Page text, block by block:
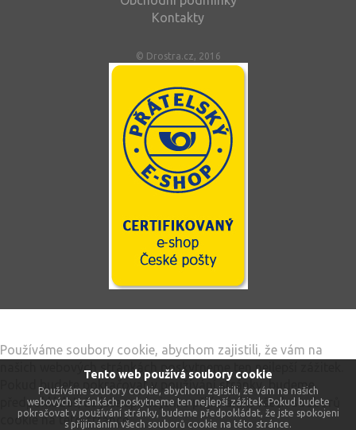
Tento web používá soubory cookie
Používáme soubory cookie, abychom zajistili, že vám na našich
webových stránkách poskytneme ten nejlepší zážitek. Pokud budete
pokračovat v používání stránky, budeme předpokládat, že jste spokojeni
s přijímáním všech souborů cookie na této stránce.
Kontakty
© Drostra.cz, 2016
Používáme soubory cookie, abychom zajistili, že vám na
našich webových stránkách poskytneme ten nejlepší zážitek.
Pokud budete pokračovat v používání stránky, budeme
předpokládat, že jste spokojeni s přijímáním všech souborů
cookie na této stránce.